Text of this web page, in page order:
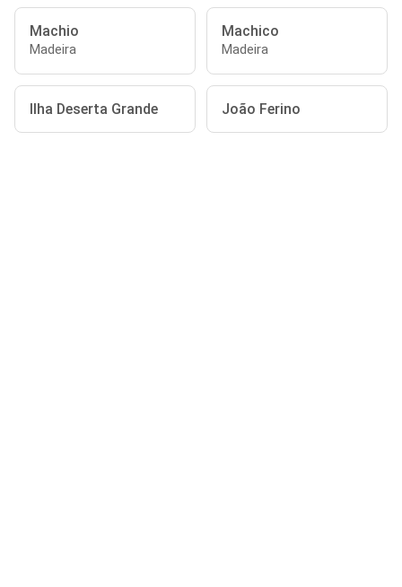
Machio
Madeira
Machico
Madeira
Ilha Deserta Grande João Ferino